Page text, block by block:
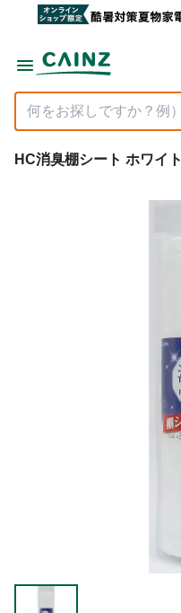
HC消臭棚シート ホワイト